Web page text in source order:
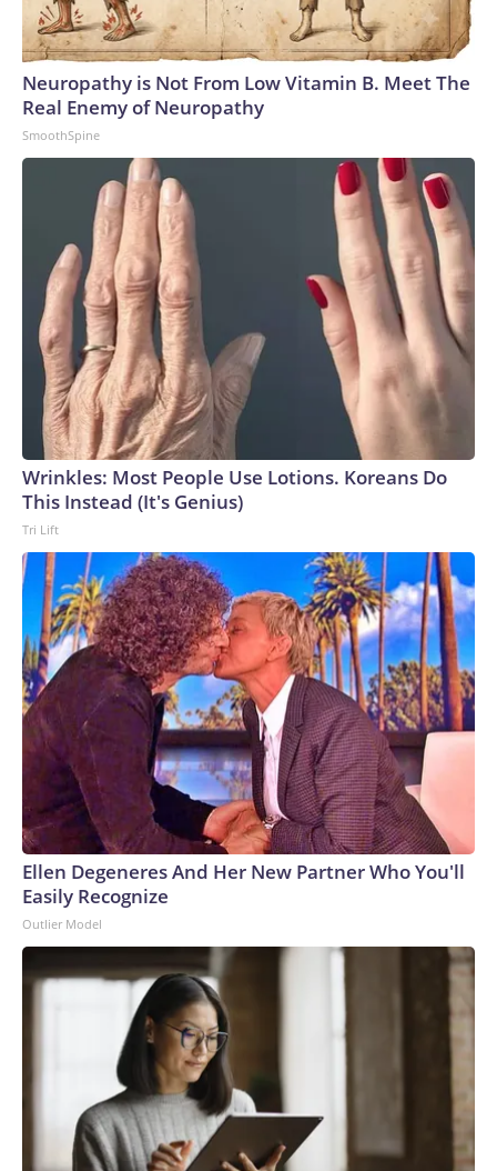
Neuropathy is Not From Low Vitamin B. Meet The
Real Enemy of Neuropathy
SmoothSpine
Wrinkles: Most People Use Lotions. Koreans Do
This Instead (It's Genius)
Tri Lift
Ellen Degeneres And Her New Partner Who You'll
Easily Recognize
Outlier Model